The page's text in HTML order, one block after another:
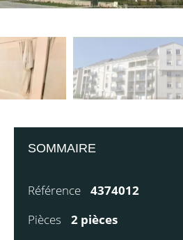
SOMMAIRE
Référence
4374012
Pièces
2 pièces